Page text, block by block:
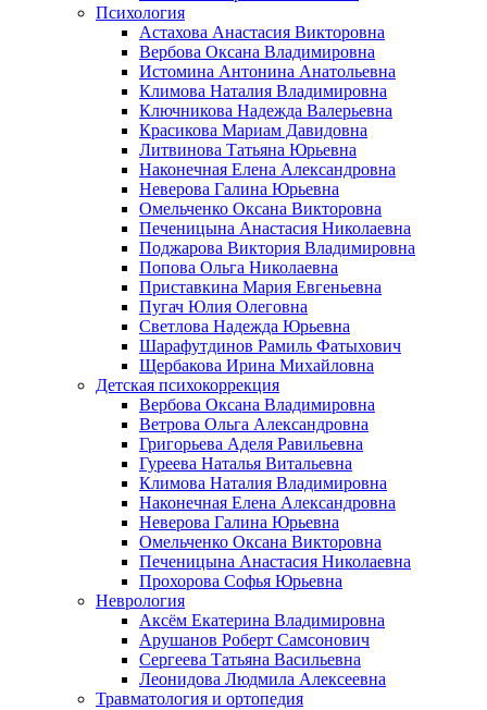
Психология
Астахова Анастасия Викторовна
Вербова Оксана Владимировна
Истомина Антонина Анатольевна
Климова Наталия Владимировна
Ключникова Надежда Валерьевна
Красикова Мариам Давидовна
Литвинова Татьяна Юрьевна
Наконечная Елена Александровна
Неверова Галина Юрьевна
Омельченко Оксана Викторовна
Печеницына Анастасия Николаевна
Поджарова Виктория Владимировна
Попова Ольга Николаевна
Приставкина Мария Евгеньевна
Пугач Юлия Олеговна
Светлова Надежда Юрьевна
Шарафутдинов Рамиль Фатыхович
Щербакова Ирина Михайловна
Детская психокоррекция
Вербова Оксана Владимировна
Ветрова Ольга Александровна
Григорьева Аделя Равильевна
Гуреева Наталья Витальевна
Климова Наталия Владимировна
Наконечная Елена Александровна
Неверова Галина Юрьевна
Омельченко Оксана Викторовна
Печеницына Анастасия Николаевна
Прохорова Софья Юрьевна
Неврология
Аксём Екатерина Владимировна
Арушанов Роберт Самсонович
Сергеева Татьяна Васильевна
Леонидова Людмила Алексеевна
Травматология и ортопедия